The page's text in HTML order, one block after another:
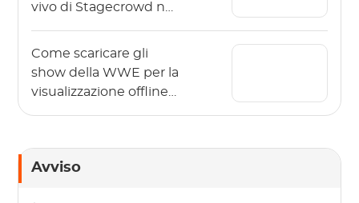
vivo di Stagecrowd nel
Come scaricare gli
show della WWE per la
visualizzazione offline
Avviso